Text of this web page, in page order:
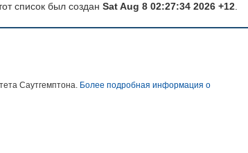
список был создан Sat Aug 8 02:27:34 2026 +12
Саутгемптона. Более подробная информация о